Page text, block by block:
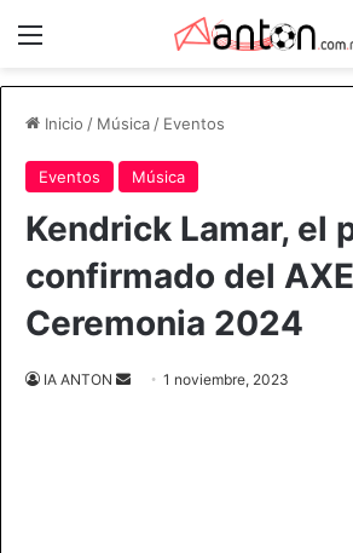
Menú
Inicio / Música / Eventos
Eventos Música
Kendrick Lamar, el
confirmado del AXE
Ceremonia 2024
IA ANTON
Send1 noviembre, 2023